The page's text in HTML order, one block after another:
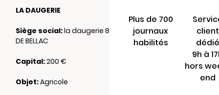
LA DAUGERIE
Siège social:la daugerie 87300 ST BONNET
DE BELLAC
Capital:200 €
Objet:Agricole
Plus de 700
journaux
habilités
client
dédié
9h à
hors
end